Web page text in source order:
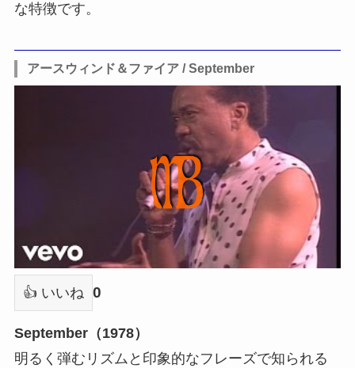
な特徴です。
アースウィンド＆ファイア / September
👍 いいね 0
September（1978）
明るく弾むリズムと印象的なフレーズで知られる